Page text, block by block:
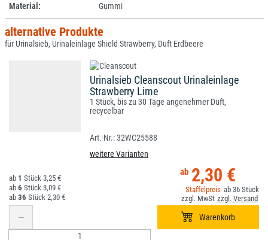
Material:
Gummi
alternative Produkte
für Urinalsieb, Urinaleinlage Shield Strawberry, Duft Erdbeere
Urinalsieb Cleanscout Urinaleinlage
Strawberry Lime
1 Stück, bis zu 30 Tage angenehmer Duft,
recycelbar
32WC25588
weitere Varianten
2,30 €
36
1
3,25 €
6
3,09 €
36
2,30 €